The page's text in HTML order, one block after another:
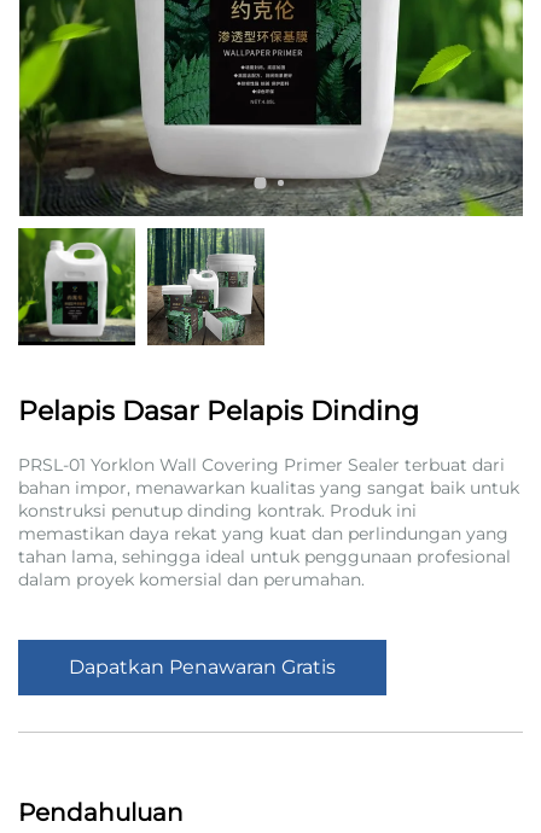
Pelapis Dasar Pelapis Dinding
PRSL-01 Yorklon Wall Covering Primer Sealer terbuat dari
bahan impor, menawarkan kualitas yang sangat baik untuk
konstruksi penutup dinding kontrak. Produk ini
memastikan daya rekat yang kuat dan perlindungan yang
tahan lama, sehingga ideal untuk penggunaan profesional
dalam proyek komersial dan perumahan.
Dapatkan Penawaran Gratis
Pendahuluan